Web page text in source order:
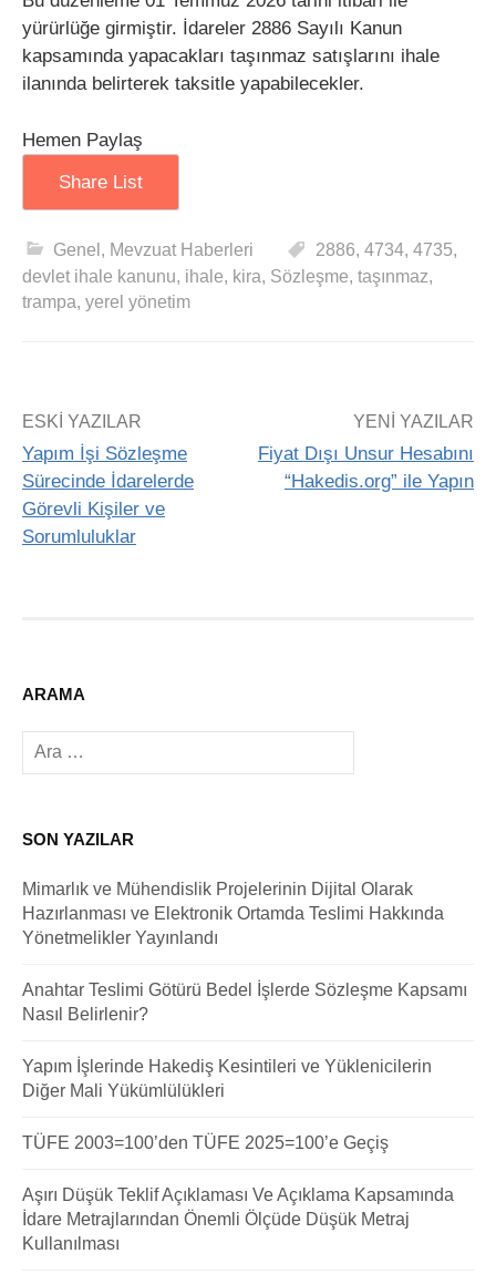
yürürlüğe girmiştir. İdareler 2886 Sayılı Kanun
kapsamında yapacakları taşınmaz satışlarını ihale
ilanında belirterek taksitle yapabilecekler.
Hemen Paylaş
Share List
Genel , Mevzuat Haberleri 2886, 4734, 4735,
devlet ihale kanunu, ihale, kira, Sözleşme, taşınmaz,
trampa, yerel yönetim
ESKI YAZILAR
Yapım İşi Sözleşme
Sürecinde İdarelerde
Görevli Kişiler ve
Sorumluluklar
YENI YAZILAR
Fiyat Dışı Unsur Hesabını
“Hakedis.org” ile Yapın
ARAMA
Arama:
SON YAZILAR
Mimarlık ve Mühendislik Projelerinin Dijital Olarak
Hazırlanması ve Elektronik Ortamda Teslimi Hakkında
Yönetmelikler Yayınlandı
Anahtar Teslimi Götürü Bedel İşlerde Sözleşme Kapsamı
Nasıl Belirlenir?
Yapım İşlerinde Hakediş Kesintileri ve Yüklenicilerin
Diğer Mali Yükümlülükleri
TÜFE 2003=100’den TÜFE 2025=100’e Geçiş
Aşırı Düşük Teklif Açıklaması Ve Açıklama Kapsamında
İdare Metrajlarından Önemli Ölçüde Düşük Metraj
Kullanılması